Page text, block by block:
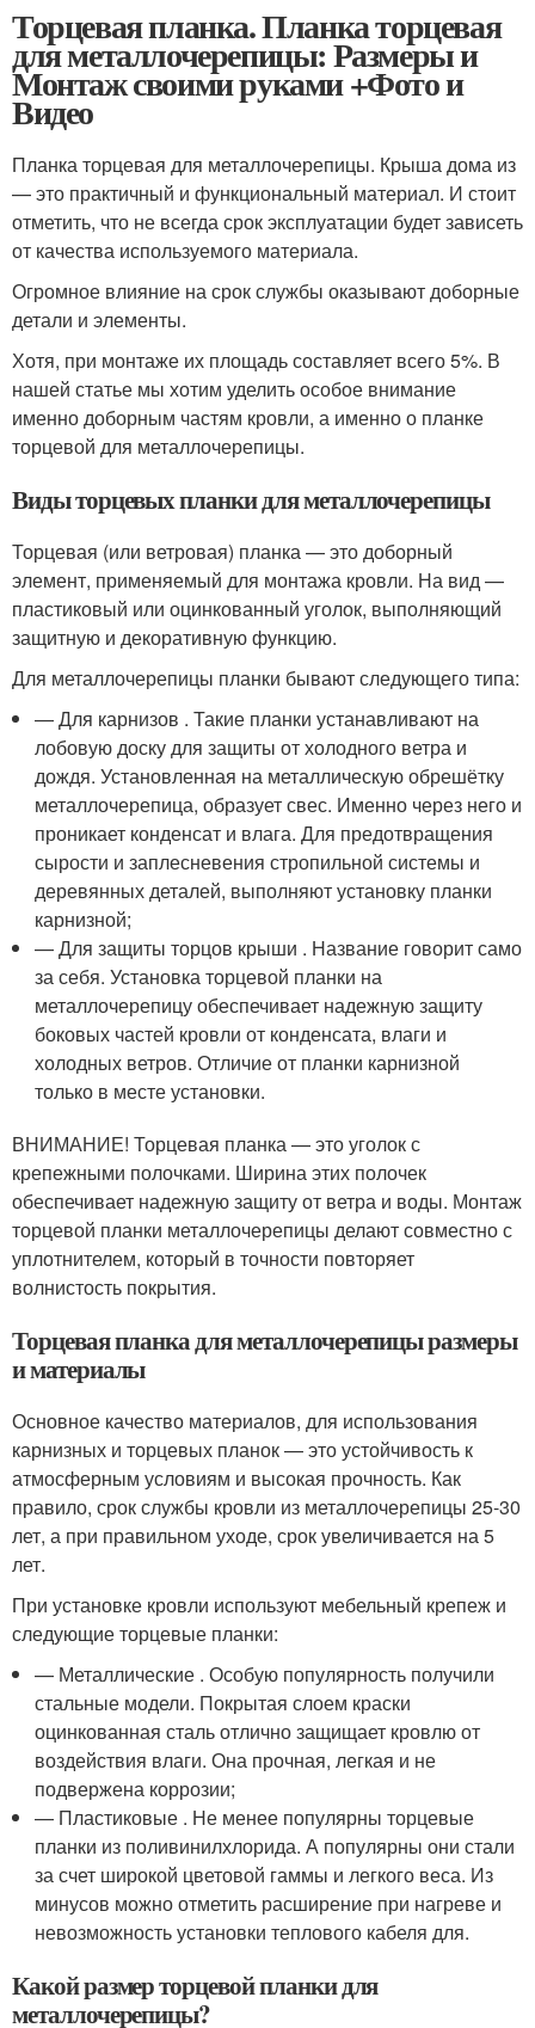
Торцевая планка. Планка торцевая
для металлочерепицы: Размеры и
Монтаж своими руками +Фото и
Видео
Планка торцевая для металлочерепицы. Крыша дома из
— это практичный и функциональный материал. И стоит
отметить, что не всегда срок эксплуатации будет зависеть
от качества используемого материала.
Огромное влияние на срок службы оказывают доборные
детали и элементы.
Хотя, при монтаже их площадь составляет всего 5%. В
нашей статье мы хотим уделить особое внимание
именно доборным частям кровли, а именно о планке
торцевой для металлочерепицы.
Виды торцевых планки для металлочерепицы
Торцевая (или ветровая) планка — это доборный
элемент, применяемый для монтажа кровли. На вид —
пластиковый или оцинкованный уголок, выполняющий
защитную и декоративную функцию.
Для металлочерепицы планки бывают следующего типа:
— Для карнизов . Такие планки устанавливают на
лобовую доску для защиты от холодного ветра и
дождя. Установленная на металлическую обрешётку
металлочерепица, образует свес. Именно через него и
проникает конденсат и влага. Для предотвращения
сырости и заплесневения стропильной системы и
деревянных деталей, выполняют установку планки
карнизной;
— Для защиты торцов крыши . Название говорит само
за себя. Установка торцевой планки на
металлочерепицу обеспечивает надежную защиту
боковых частей кровли от конденсата, влаги и
холодных ветров. Отличие от планки карнизной
только в месте установки.
ВНИМАНИЕ! Торцевая планка — это уголок с
крепежными полочками. Ширина этих полочек
обеспечивает надежную защиту от ветра и воды. Монтаж
торцевой планки металлочерепицы делают совместно с
уплотнителем, который в точности повторяет
волнистость покрытия.
Торцевая планка для металлочерепицы размеры
и материалы
Основное качество материалов, для использования
карнизных и торцевых планок — это устойчивость к
атмосферным условиям и высокая прочность. Как
правило, срок службы кровли из металлочерепицы 25-30
лет, а при правильном уходе, срок увеличивается на 5
лет.
При установке кровли используют мебельный крепеж и
следующие торцевые планки:
— Металлические . Особую популярность получили
стальные модели. Покрытая слоем краски
оцинкованная сталь отлично защищает кровлю от
воздействия влаги. Она прочная, легкая и не
подвержена коррозии;
— Пластиковые . Не менее популярны торцевые
планки из поливинилхлорида. А популярны они стали
за счет широкой цветовой гаммы и легкого веса. Из
минусов можно отметить расширение при нагреве и
невозможность установки теплового кабеля для.
Какой размер торцевой планки для
металлочерепицы?